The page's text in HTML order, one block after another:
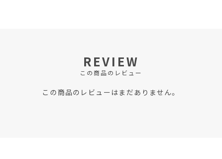
REVIEW
この商品のレビュー
この商品のレビューはまだありません。